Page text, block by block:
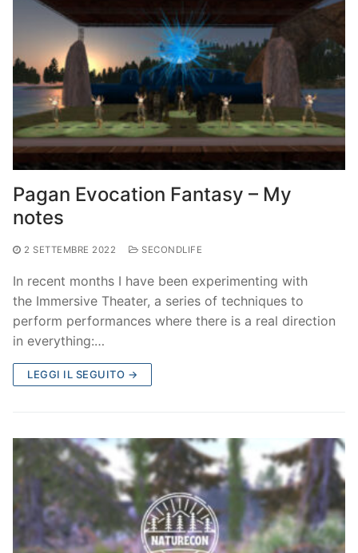
Pagan Evocation Fantasy – My
notes
2 SETTEMBRE 2022 SECONDLIFE
In recent months I have been experimenting with
the Immersive Theater, a series of techniques to
perform performances where there is a real direction
in everything:…
LEGGI IL SEGUITO →